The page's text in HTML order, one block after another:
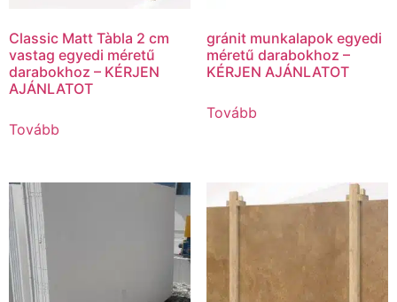
Classic Matt Tàbla 2 cm
vastag egyedi méretű
darabokhoz – KÉRJEN
AJÁNLATOT
Tovább
gránit munkalapok egyedi
méretű darabokhoz –
KÉRJEN AJÁNLATOT
Tovább